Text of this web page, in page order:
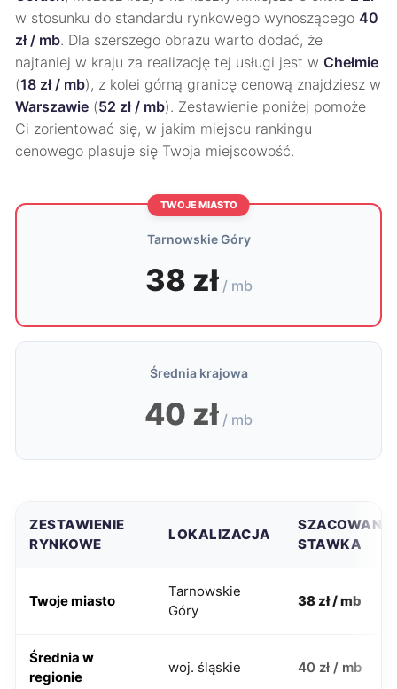
w stosunku do standardu rynkowego wynoszącego 40
zł / mb. Dla szerszego obrazu warto dodać, że
najtaniej w kraju za realizację tej usługi jest w Chełmie
(18 zł / mb), z kolei górną granicę cenową znajdziesz w
Warszawie (52 zł / mb). Zestawienie poniżej pomoże
Ci zorientować się, w jakim miejscu rankingu
cenowego plasuje się Twoja miejscowość.
TWOJE MIASTO
Tarnowskie Góry
38 zł / mb
Średnia krajowa
40 zł / mb
ZESTAWIENIE
RYNKOWE
LOKALIZACJA
SZACOWANA
STAWKA
Twoje miasto
Tarnowskie
Góry
38 zł / mb
Średnia w
regionie
woj. śląskie 40 zł / mb